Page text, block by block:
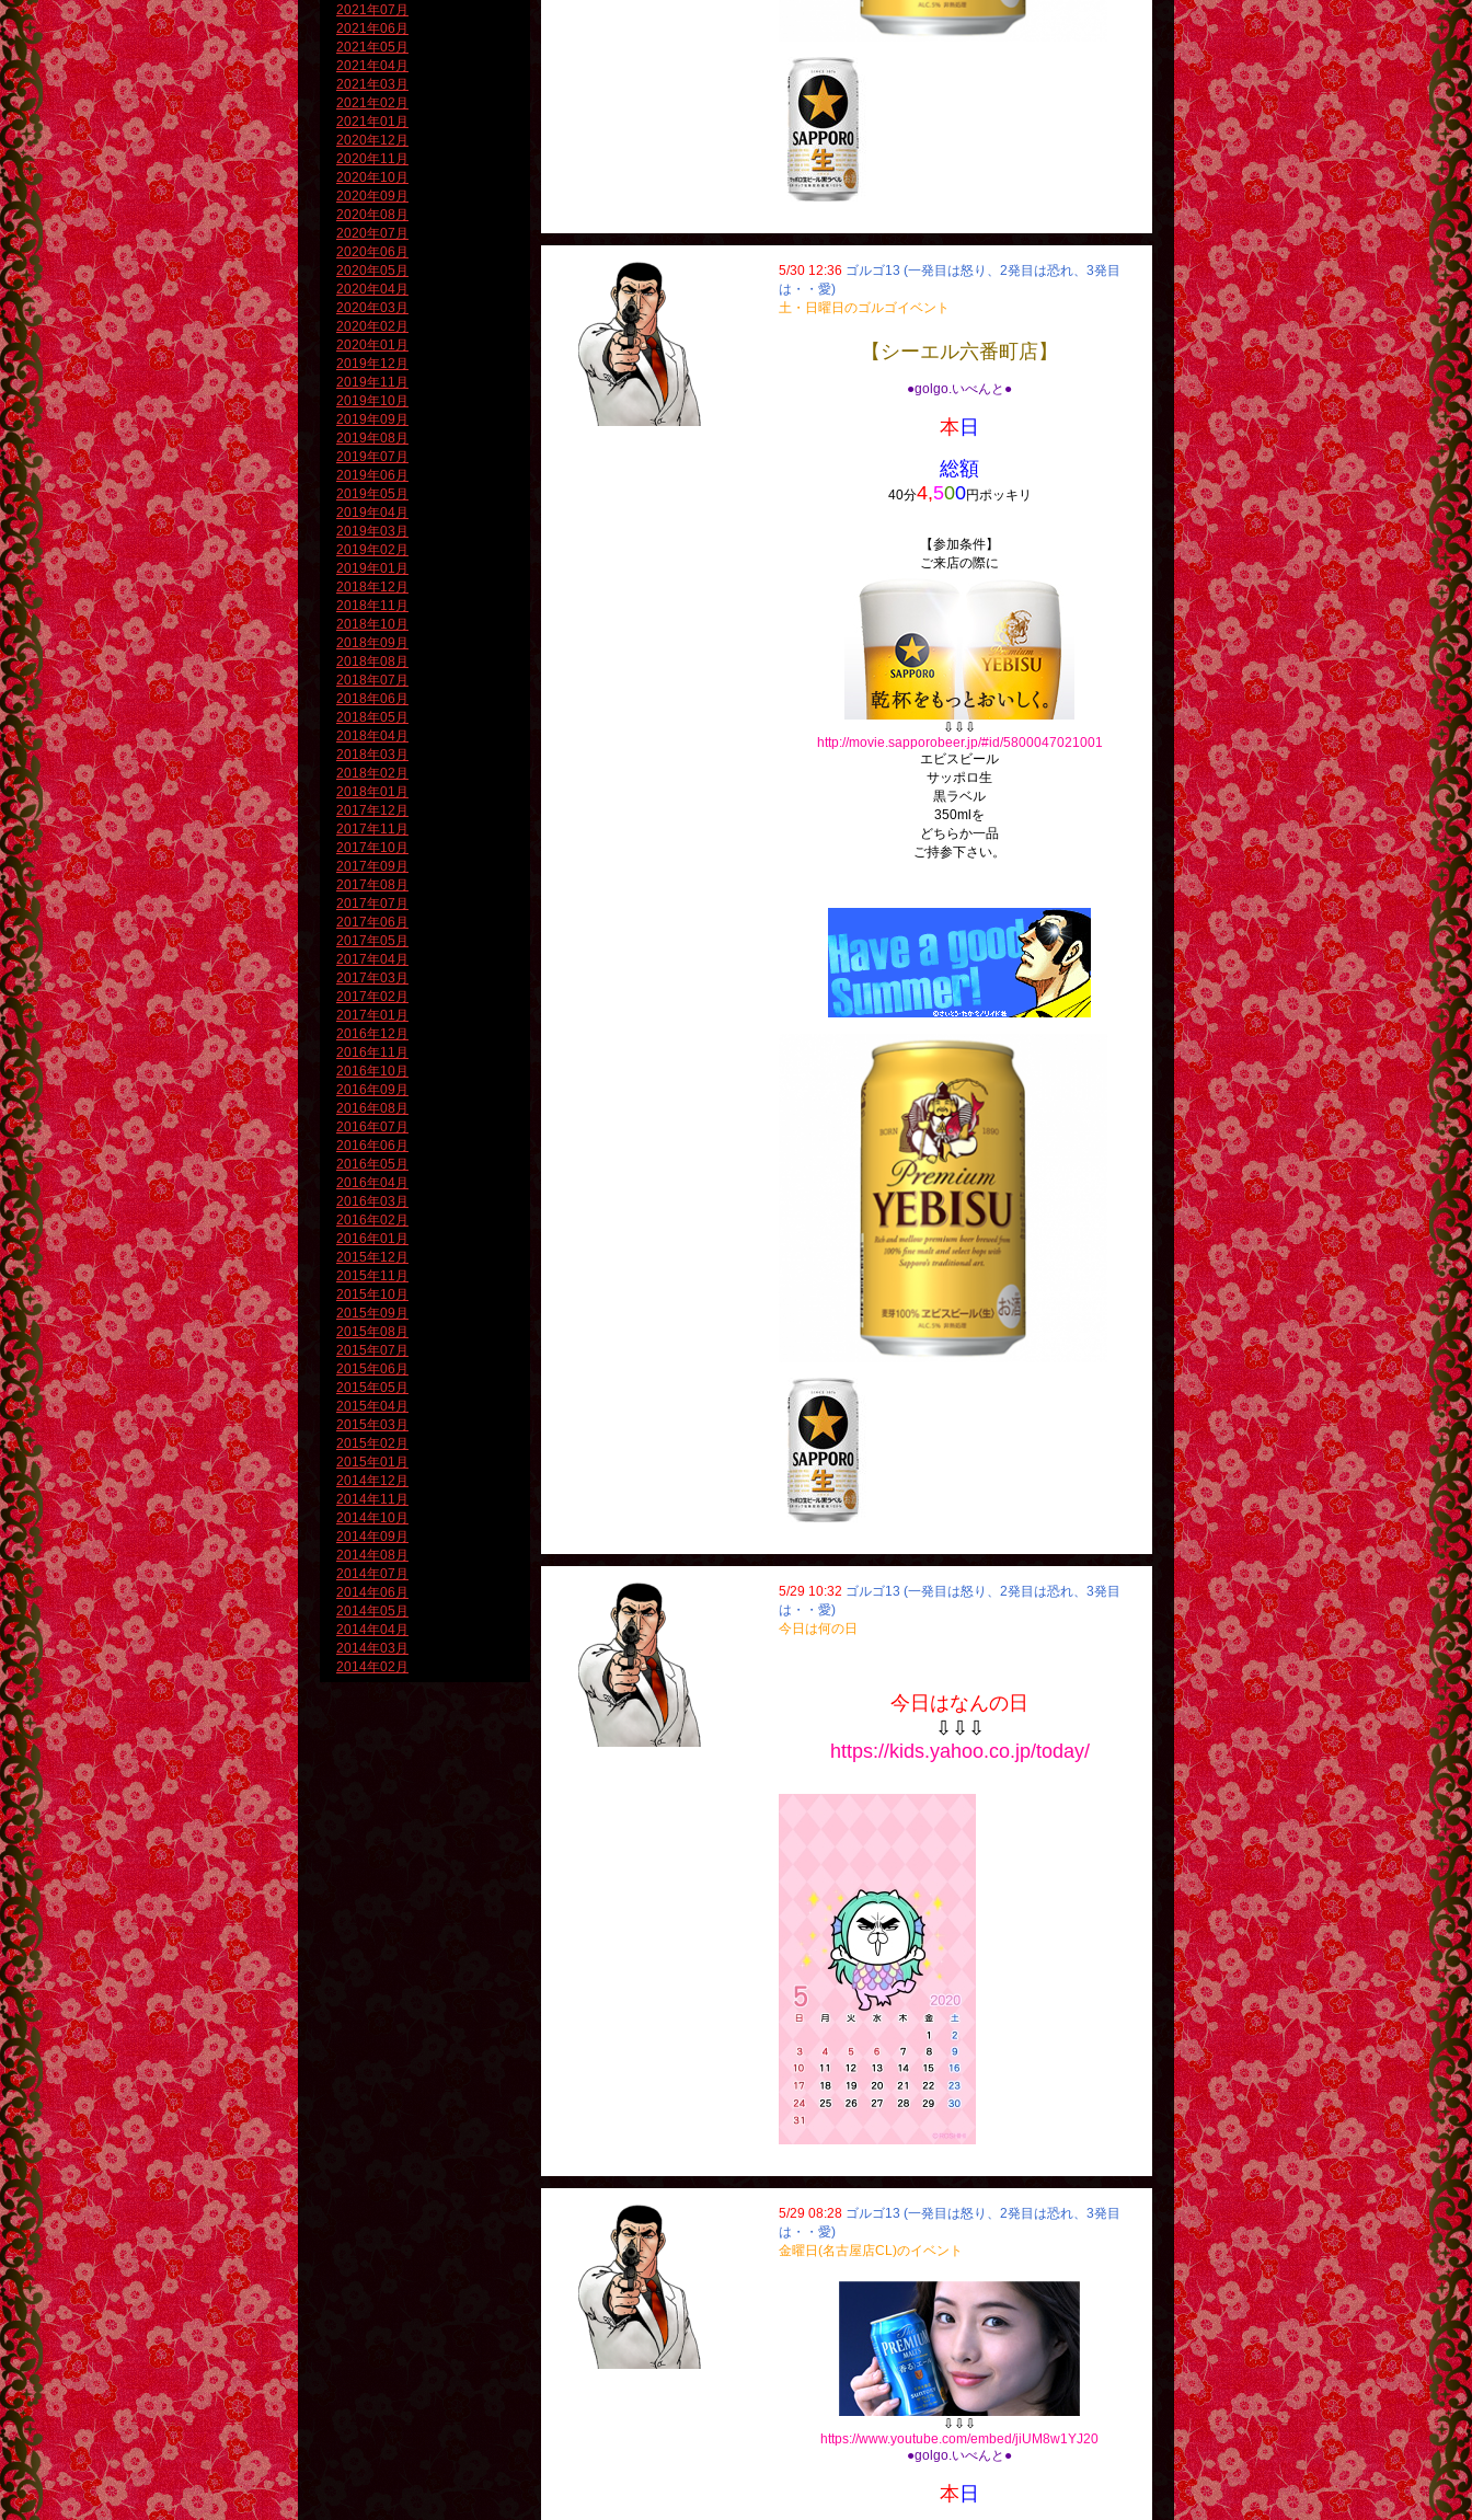
2021年07月
2021年06月
2021年05月
2021年04月
2021年03月
2021年02月
2021年01月
2020年12月
2020年11月
2020年10月
2020年09月
2020年08月
2020年07月
2020年06月
2020年05月
2020年04月
2020年03月
2020年02月
2020年01月
2019年12月
2019年11月
2019年10月
2019年09月
2019年08月
2019年07月
2019年06月
2019年05月
2019年04月
2019年03月
2019年02月
2019年01月
2018年12月
2018年11月
2018年10月
2018年09月
2018年08月
2018年07月
2018年06月
2018年05月
2018年04月
2018年03月
2018年02月
2018年01月
2017年12月
2017年11月
2017年10月
2017年09月
2017年08月
2017年07月
2017年06月
2017年05月
2017年04月
2017年03月
2017年02月
2017年01月
2016年12月
2016年11月
2016年10月
2016年09月
2016年08月
2016年07月
2016年06月
2016年05月
2016年04月
2016年03月
2016年02月
2016年01月
2015年12月
2015年11月
2015年10月
2015年09月
2015年08月
2015年07月
2015年06月
2015年05月
2015年04月
2015年03月
2015年02月
2015年01月
2014年12月
2014年11月
2014年10月
2014年09月
2014年08月
2014年07月
2014年06月
2014年05月
2014年04月
2014年03月
2014年02月
5/30 12:36 ゴルゴ13 (一発目は怒り、2発目は恐れ、3発目
は・・愛)
土・日曜日のゴルゴイベント
【シーエル六番町店】
●golgo.いべんと●
本 日
総額
40分4,500円ポッキリ
【参加条件】
ご来店の際に
⇩⇩⇩
http://movie.sapporobeer.jp/#id/5800047021001
エビスビール
サッポロ生
黒ラベル
350mlを
どちらか一品
ご持参下さい。
5/29 10:32 ゴルゴ13 (一発目は怒り、2発目は恐れ、3発目
は・・愛)
今日は何の日
今日はなんの日
⇩⇩⇩
https://kids.yahoo.co.jp/today/
5/29 08:28 ゴルゴ13 (一発目は怒り、2発目は恐れ、3発目
は・・愛)
金曜日(名古屋店CL)のイベント
⇩⇩⇩
https://www.youtube.com/embed/jiUM8w1YJ20
●golgo.いべんと●
本 日